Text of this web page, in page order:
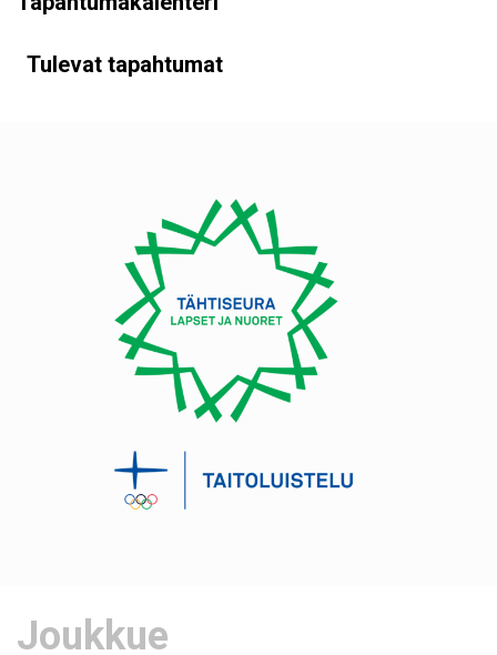
Tulevat tapahtumat
Joukkue